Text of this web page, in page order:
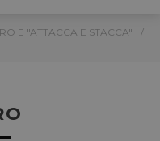
E "ATTACCA E STACCA"
/